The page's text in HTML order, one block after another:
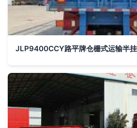
JLP9400CCY路平牌仓栅式运输半